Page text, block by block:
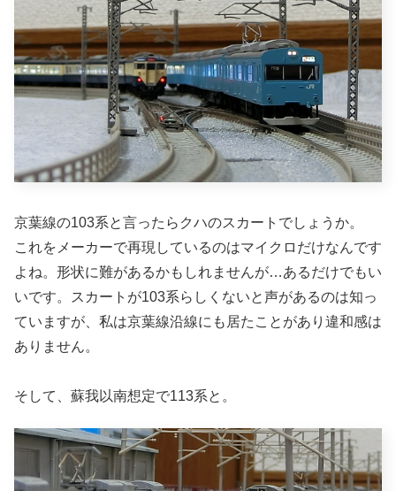
京葉線の103系と言ったらクハのスカートでしょうか。
これをメーカーで再現しているのはマイクロだけなんです
よね。形状に難があるかもしれませんが…あるだけでもい
いです。スカートが103系らしくないと声があるのは知っ
ていますが、私は京葉線沿線にも居たことがあり違和感は
ありません。
そして、蘇我以南想定で113系と。